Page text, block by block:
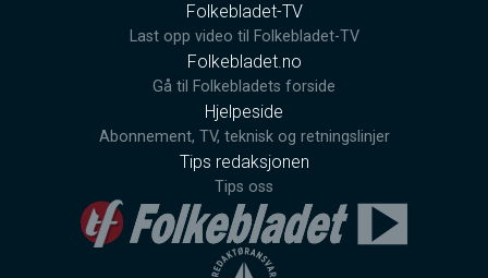
Folkebladet-TV
Last opp video til Folkebladet-TV
Folkebladet.no
Gå til Folkebladets forside
Hjelpeside
Abonnement, TV, teknisk og retningslinjer
Tips redaksjonen
Tips oss